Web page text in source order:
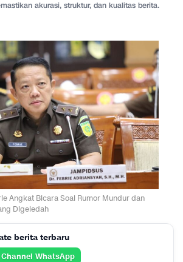
akurasi, struktur, dan kualitas berita.
Angkat Bicara Soal Rumor Mundur dan
Digeledah
berita terbaru
WhatsApp